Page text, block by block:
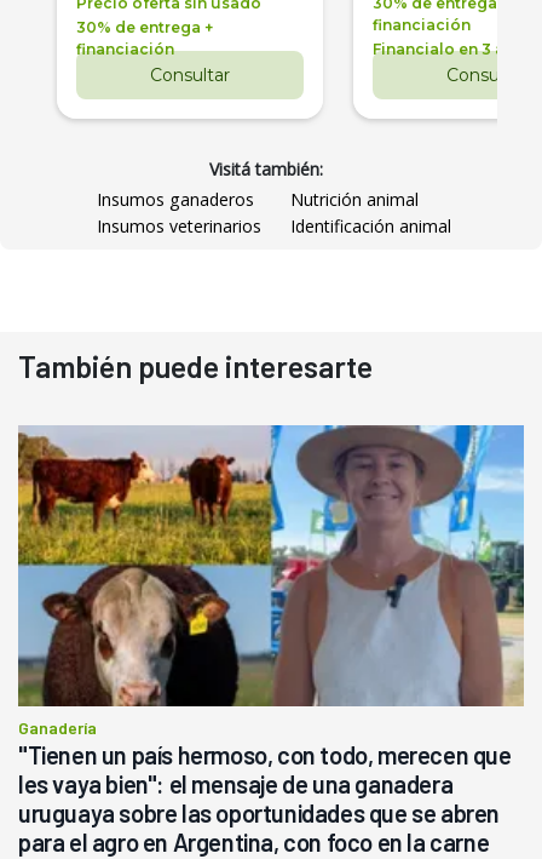
30% de entrega +
financiación
Consultar
financiación
Financialo en 3 años
Consultar
Visitá también:
Insumos ganaderos
Nutrición animal
Insumos veterinarios
Identificación animal
También puede interesarte
Ganadería
"Tienen un país hermoso, con todo, merecen que
les vaya bien": el mensaje de una ganadera
uruguaya sobre las oportunidades que se abren
para el agro en Argentina, con foco en la carne